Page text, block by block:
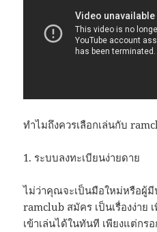
ทำไมถึงควรเลือกเล่นกับ
1. ระบบลงทะเบียนง่ายดาย
ไม่ว่าคุณจะเป็นมือใหม่หรือผู้
ramclub สมัคร เป็นเรื่องง่าย
เข้าเล่นได้ในทันที เพียงแต่กร